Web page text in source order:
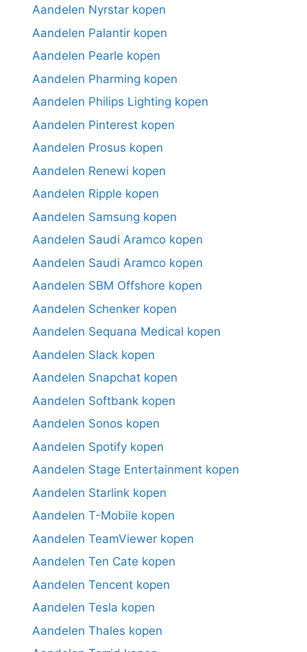
Aandelen Nyrstar kopen
Aandelen Palantir kopen
Aandelen Pearle kopen
Aandelen Pharming kopen
Aandelen Philips Lighting kopen
Aandelen Pinterest kopen
Aandelen Prosus kopen
Aandelen Renewi kopen
Aandelen Ripple kopen
Aandelen Samsung kopen
Aandelen Saudi Aramco kopen
Aandelen Saudi Aramco kopen
Aandelen SBM Offshore kopen
Aandelen Schenker kopen
Aandelen Sequana Medical kopen
Aandelen Slack kopen
Aandelen Snapchat kopen
Aandelen Softbank kopen
Aandelen Sonos kopen
Aandelen Spotify kopen
Aandelen Stage Entertainment kopen
Aandelen Starlink kopen
Aandelen T-Mobile kopen
Aandelen TeamViewer kopen
Aandelen Ten Cate kopen
Aandelen Tencent kopen
Aandelen Tesla kopen
Aandelen Thales kopen